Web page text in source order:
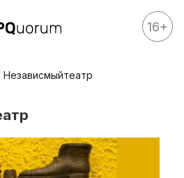
16+
Независмыйтеатр